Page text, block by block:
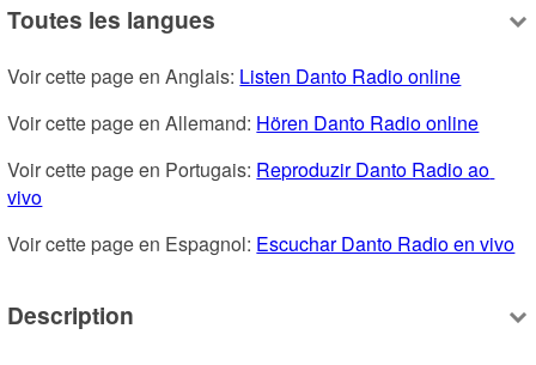
Toutes les langues
Voir cette page en Anglais: Listen Danto Radio online
Voir cette page en Allemand: Hören Danto Radio online
Voir cette page en Portugais: Reproduzir Danto Radio ao
vivo
Voir cette page en Espagnol: Escuchar Danto Radio en vivo
Description